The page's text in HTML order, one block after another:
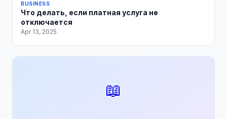
BUSINESS
Что делать, если платная услуга не
отключается
Apr 13, 2025
📖